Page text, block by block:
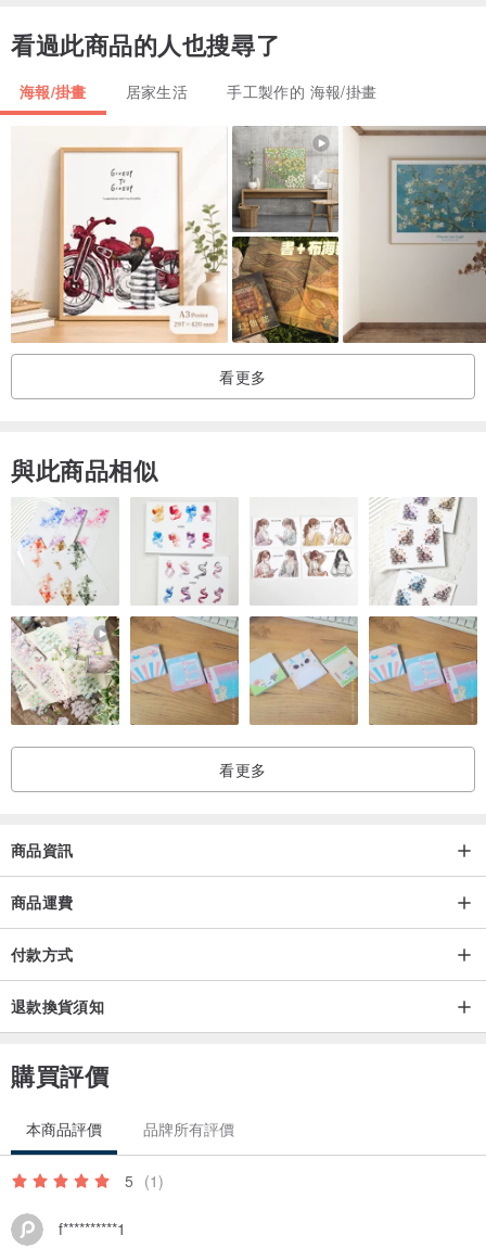
- Youtube：NOMA
看過此商品的人也搜尋了
海報/掛畫 居家生活 手工製作的 海報/掛畫
看更多
與此商品相似
看更多
商品資訊
商品運費
付款方式
退款換貨須知
購買評價
本商品評價 品牌所有評價
5 (1)
f**********1